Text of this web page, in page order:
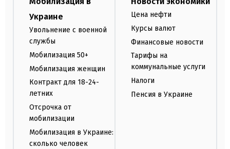
Украине
Увольнение с военной
службы
Мобилизация 50+
Мобилизация женщин
Контракт для 18-24-
летних
Отсрочка от
мобилизации
Мобилизация в Украине:
сколько человек
Цена нефти
Курсы валют
Финансовые новости
Тарифы на
коммунальные услуги
Налоги
Пенсия в Украине